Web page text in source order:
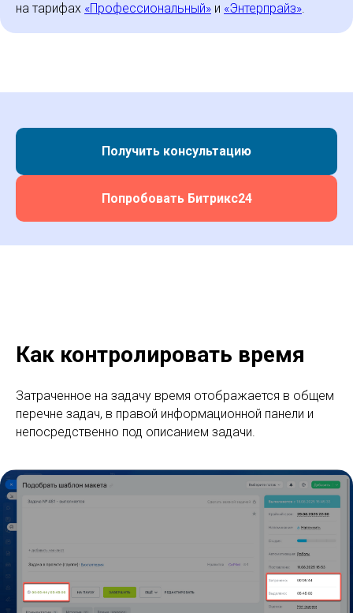
на тарифах «Профессиональный» и «Энтерпрайз».
Получить консультацию
Попробовать Битрикс24
Как контролировать время
Затраченное на задачу время отображается в общем
перечне задач, в правой информационной панели и
непосредственно под описанием задачи.